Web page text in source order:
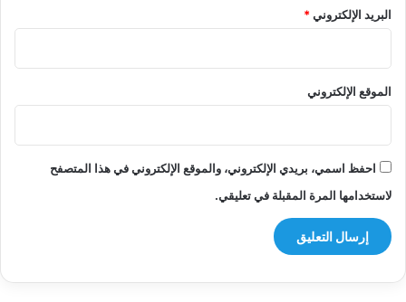
البريد الإلكتروني*
الموقع الإلكتروني
احفظ اسمي، بريدي الإلكتروني، والموقع الإلكتروني في هذا المتصفح
لاستخدامها المرة المقبلة في تعليقي.